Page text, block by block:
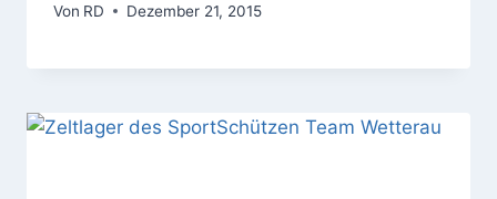
Von RD Dezember 21, 2015